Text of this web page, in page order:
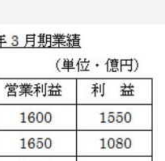
GWI調査から読み解く2030年の
都市型スパ――身近なウェルネ
の次世代モデル
2026.08.06